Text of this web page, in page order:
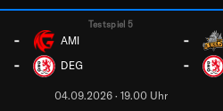
-
-
Testspiel 5
AMI -
DEG -
04.09.2026 · 19.00 Uhr